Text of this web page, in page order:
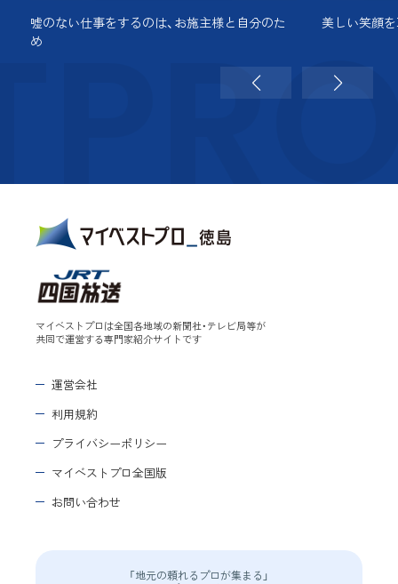
嘘のない仕事をするのは、お施主様と自分のた
め
美しい笑顔
マイベストプロは全国各地域の新聞社・テレビ局等が
共同で運営する専門家紹介サイトです
運営会社
利用規約
プライバシーポリシー
マイベストプロ全国版
お問い合わせ
「地元の頼れるプロが集まる」